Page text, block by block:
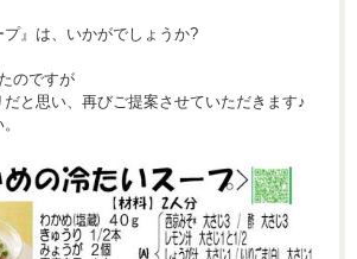
プ』は、いかがでしょうか?
のですが
と思い、再びご提案させていただきます♪